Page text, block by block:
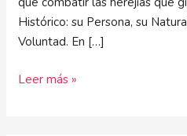
Histórico: su Persona, su
Voluntad. En […]
Leer más »